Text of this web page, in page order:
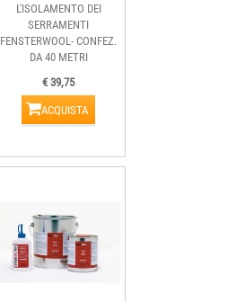
L'ISOLAMENTO DEI
SERRAMENTI
FENSTERWOOL- CONFEZ.
DA 40 METRI
€ 39,75
ACQUISTA